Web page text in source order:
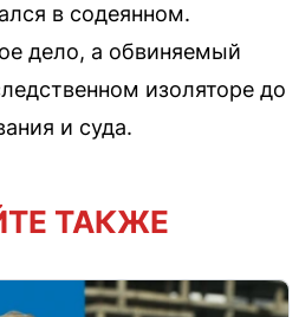
в содеянном.
дело, а обвиняемый
изоляторе до
и суда.
ТАКЖЕ